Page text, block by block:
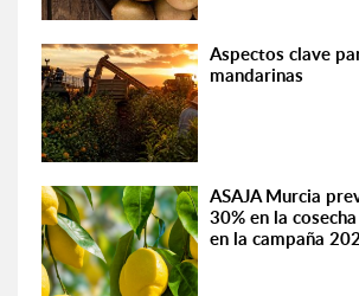
Aspectos clave
mandarinas
ASAJA Murcia
30% en la
en la campaña